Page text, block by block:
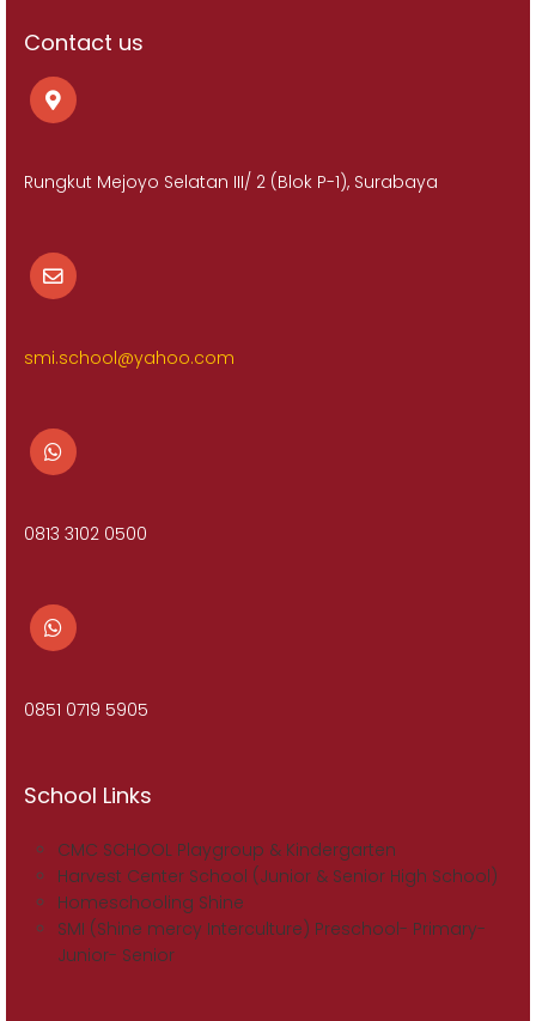
Contact us
Rungkut Mejoyo Selatan III/ 2 (Blok P-1), Surabaya
smi.school@yahoo.com
0813 3102 0500
0851 0719 5905
School Links
CMC SCHOOL Playgroup & Kindergarten
Harvest Center School (Junior & Senior High School)
Homeschooling Shine
SMI (Shine mercy Interculture) Preschool- Primary-
Junior- Senior